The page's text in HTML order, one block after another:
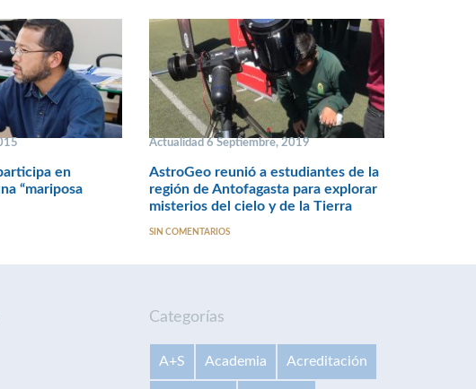
en
“mariposa
Actualidad 6 Septiembre, 2019
AstroGeo reunió a estudiantes de la
región de Antofagasta para explorar
misterios del cielo y de la Tierra
SIN COMENTARIOS
Categorías
A+S Academia Acreditación